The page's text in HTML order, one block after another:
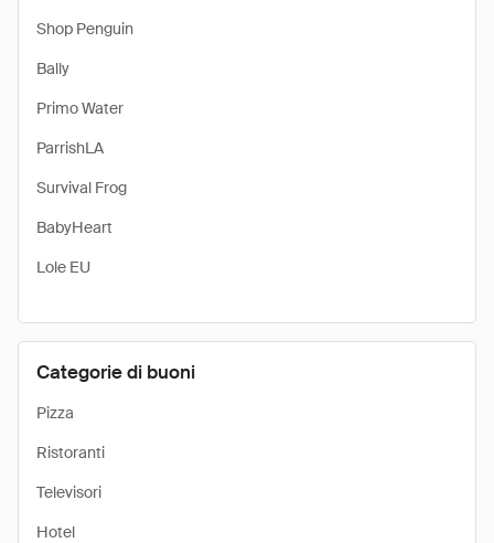
Shop Penguin
Bally
Primo Water
ParrishLA
Survival Frog
BabyHeart
Lole EU
Categorie di buoni
Pizza
Ristoranti
Televisori
Hotel